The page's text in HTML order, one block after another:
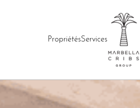
PropriétésServices